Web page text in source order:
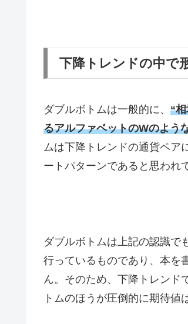
下降トレンドの中で
ダブルボトムは一般的に、 “
るアルファベットのWのよう
ムは下降トレンドの通貨ペア
ートパターンであると思われ
ダブルボトムは上記の認識で
行っているものであり、本を
ん。そのため、下降トレンド
トムのほうが圧倒的に期待値